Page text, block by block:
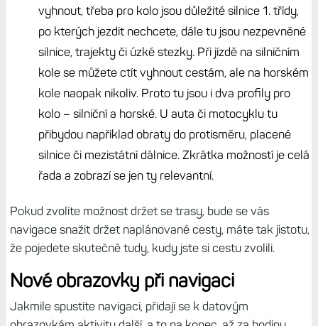
vyhnout, třeba pro kolo jsou důležité silnice 1. třídy,
po kterých jezdit nechcete, dále tu jsou nezpevněné
silnice, trajekty či úzké stezky. Při jízdě na silničním
kole se můžete ctít vyhnout cestám, ale na horském
kole naopak nikoliv. Proto tu jsou i dva profily pro
kolo – silniční a horské. U auta či motocyklu tu
přibydou například obraty do protisměru, placené
silnice či mezistátní dálnice. Zkrátka možností je celá
řada a zobrazí se jen ty relevantní.
Pokud zvolíte možnost držet se trasy, bude se vás
navigace snažit držet naplánované cesty, máte tak jistotu,
že pojedete skutečně tudy, kudy jste si cestu zvolili.
Nové obrazovky při navigaci
Jakmile spustíte navigaci, přidají se k datovým